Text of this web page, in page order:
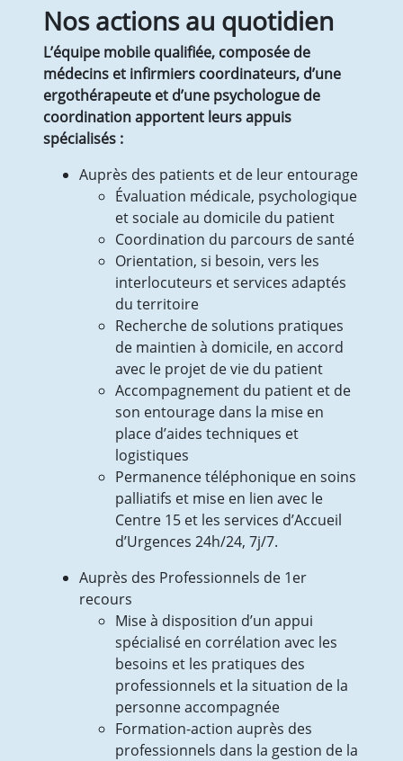
Nos actions au quotidien
L’équipe mobile qualifiée, composée de
médecins et infirmiers coordinateurs, d’une
ergothérapeute et d’une psychologue de
coordination apportent leurs appuis
spécialisés :
Auprès des patients et de leur entourage
Évaluation médicale, psychologique
et sociale au domicile du patient
Coordination du parcours de santé
Orientation, si besoin, vers les
interlocuteurs et services adaptés
du territoire
Recherche de solutions pratiques
de maintien à domicile, en accord
avec le projet de vie du patient
Accompagnement du patient et de
son entourage dans la mise en
place d’aides techniques et
logistiques
Permanence téléphonique en soins
palliatifs et mise en lien avec le
Centre 15 et les services d’Accueil
d’Urgences 24h/24, 7j/7.
Auprès des Professionnels de 1er
recours
Mise à disposition d’un appui
spécialisé en corrélation avec les
besoins et les pratiques des
professionnels et la situation de la
personne accompagnée
Formation-action auprès des
professionnels dans la gestion de la